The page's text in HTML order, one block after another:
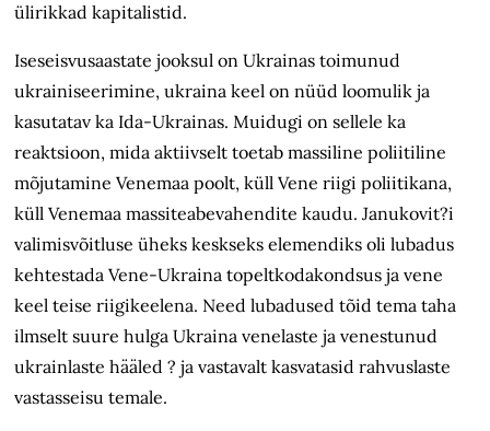
ülirikkad kapitalistid.
Iseseisvusaastate jooksul on Ukrainas toimunud
ukrainiseerimine, ukraina keel on nüüd loomulik ja
kasutatav ka Ida-Ukrainas. Muidugi on sellele ka
reaktsioon, mida aktiivselt toetab massiline poliitiline
mõjutamine Venemaa poolt, küll Vene riigi poliitikana,
küll Venemaa massiteabevahendite kaudu. Janukovit?i
valimisvõitluse üheks keskseks elemendiks oli lubadus
kehtestada Vene-Ukraina topeltkodakondsus ja vene
keel teise riigikeelena. Need lubadused tõid tema taha
ilmselt suure hulga Ukraina venelaste ja venestunud
ukrainlaste hääled ? ja vastavalt kasvatasid rahvuslaste
vastasseisu temale.